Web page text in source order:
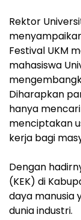
Rektor
Festival UKM
mahasiswa
Diharapkan
hanya
menciptakan
kerja bagi
Dengan
(KEK) di
daya manusia
dunia industri.